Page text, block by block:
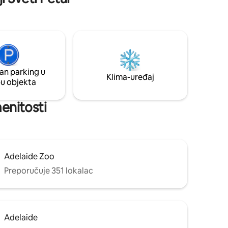
parking u
objekta
Klima-uređaj
Adelaide Zoo
Preporučuje 351 lokalac
Adelaide